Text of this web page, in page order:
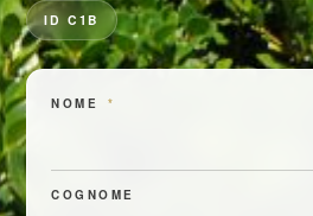
ID C1B
NOME *
COGNOME